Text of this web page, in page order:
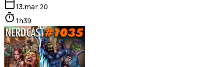
13.mar.20
1h39